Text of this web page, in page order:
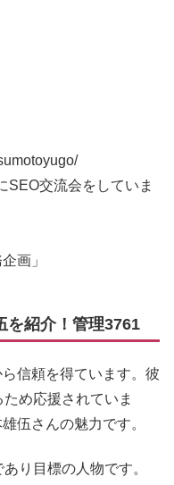
SEO交流会をしていま
画」
を紹介！管理3761
信頼を得ています。彼
め応援されていま
伍さんの魅力です。
り目標の人物です。